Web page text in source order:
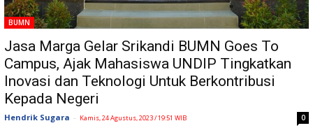
BUMN
Jasa Marga Gelar Srikandi BUMN Goes To
Campus, Ajak Mahasiswa UNDIP Tingkatkan
Inovasi dan Teknologi Untuk Berkontribusi
Kepada Negeri
Hendrik Sugara - Kamis, 24 Agustus, 2023 / 19:51 WIB 0